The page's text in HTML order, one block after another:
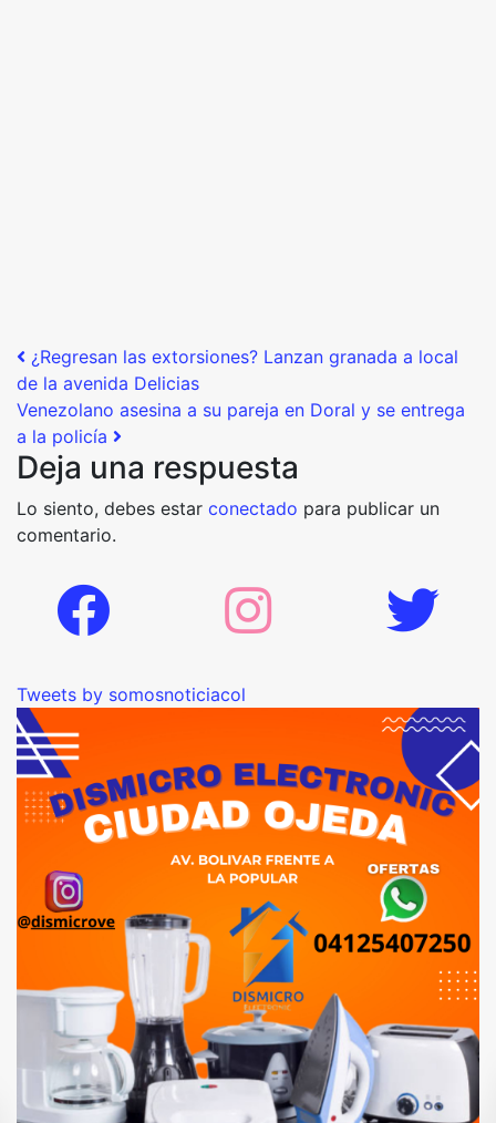
Post navigation
¿Regresan las extorsiones? Lanzan granada a local
de la avenida Delicias
Venezolano asesina a su pareja en Doral y se entrega
a la policía
Deja una respuesta
Lo siento, debes estar conectado para publicar un
comentario.
Tweets by somosnoticiacol